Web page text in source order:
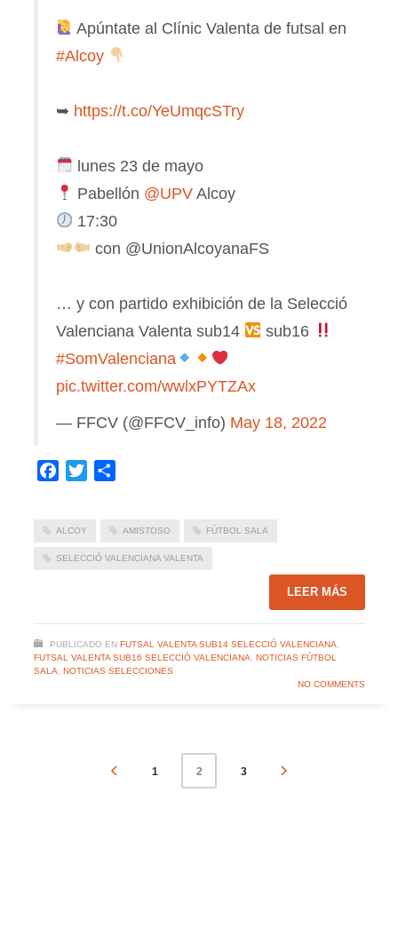
Apúntate al Clínic Valenta de futsal en
#Alcoy
➥ https://t.co/YeUmqcSTry
lunes 23 de mayo
Pabellón @UPV Alcoy
17:30
con @UnionAlcoyanaFS
… y con partido exhibición de la Selecció
Valenciana Valenta sub14
sub16
#SomValenciana
pic.twitter.com/wwlxPYTZAx
— FFCV (@FFCV_info) May 18, 2022
Facebook
Twitter
ALCOY AMISTOSO FÚTBOL SALA
SELECCIÓ VALENCIANA VALENTA
LEER MÁS
PUBLICADO EN FUTSAL VALENTA SUB14 SELECCIÓ VALENCIANA,
FUTSAL VALENTA SUB16 SELECCIÓ VALENCIANA, NOTICIAS FÚTBOL
SALA, NOTICIAS SELECCIONES
NO COMMENTS
1 2 3